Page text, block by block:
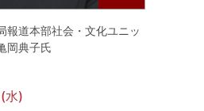
報道本部社会・文化ユニッ
岡典子氏
水)